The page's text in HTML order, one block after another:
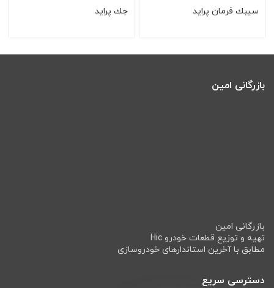
سيبك فرمان پرايد جك پراید
بازرگانی امین
بازرگانی امین
تهیه و توزیع قطعات خودرو Hic
مطابق با آخرین استاندارهای خودروسازی
دسترسی سریع